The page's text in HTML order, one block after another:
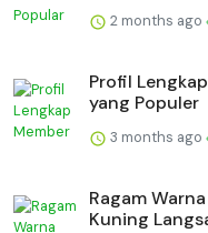
2 months ago
Profil
yang Populer
3 months ago
Ragam
Kuning